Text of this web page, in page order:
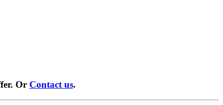
Or Contact us.